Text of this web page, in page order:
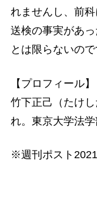
れませんし、前
送検の事実があ
とは限らないので
【プロフィール】
竹下正己（たけ
れ。東京大学法学
※週刊ポスト